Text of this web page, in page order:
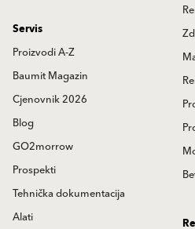
Servis
Proizvodi A-Z
Baumit Magazin
Cjenovnik 2026
Blog
GO2morrow
Prospekti
Tehnička dokumentacija
Alati